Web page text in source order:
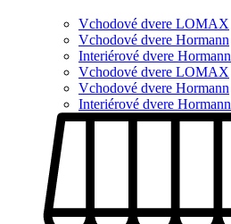
Vchodové dvere LOMAX
Vchodové dvere Hormann
Interiérové dvere Hormann
Vchodové dvere LOMAX
Vchodové dvere Hormann
Interiérové dvere Hormann